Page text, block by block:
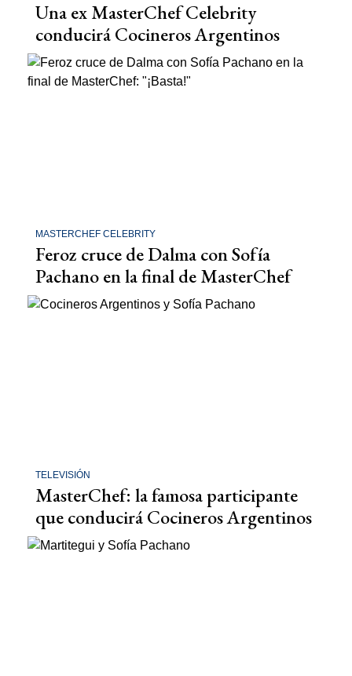
Una ex MasterChef Celebrity
conducirá Cocineros Argentinos
MASTERCHEF CELEBRITY
Feroz cruce de Dalma con Sofía
Pachano en la final de MasterChef
TELEVISIÓN
MasterChef: la famosa participante
que conducirá Cocineros Argentinos